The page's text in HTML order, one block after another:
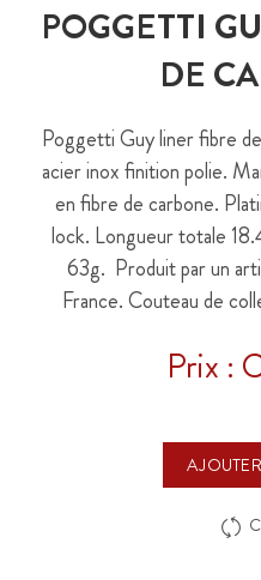
POGGETTI
DE
Poggetti Guy liner fibre
acier inox finition polie.
en fibre de carbone.
lock. Longueur totale
63g. Produit par un
France. Couteau de
Prix :